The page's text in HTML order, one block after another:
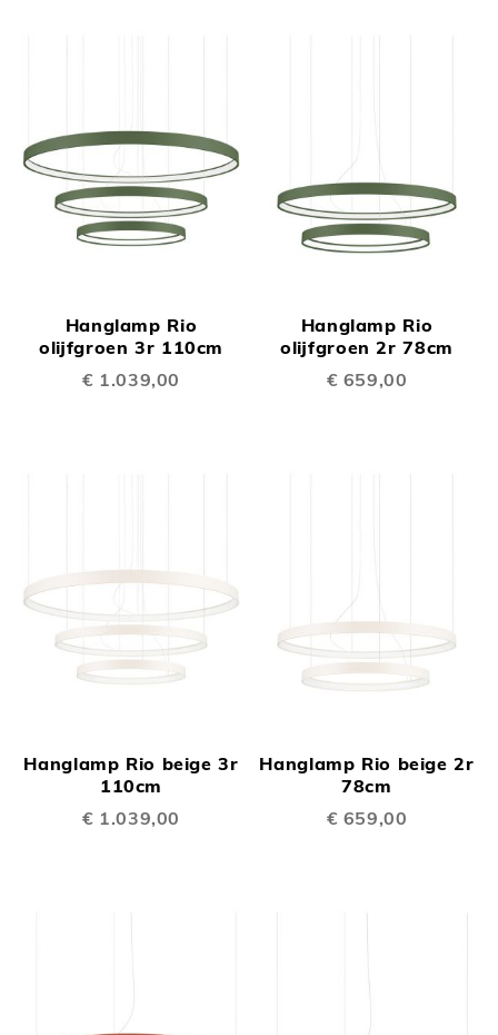
Hanglamp Rio
olijfgroen 3r 110cm
€ 1.039,00
Hanglamp Rio
olijfgroen 2r 78cm
€ 659,00
Hanglamp Rio beige 3r
110cm
€ 1.039,00
Hanglamp Rio beige 2r
78cm
€ 659,00